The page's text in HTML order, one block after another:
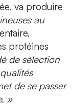
, va produire
au
protéines
de sélection
de se passer
»